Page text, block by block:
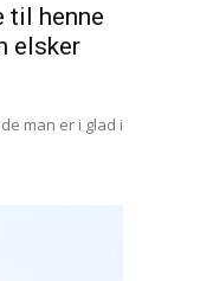
til henne
elsker
man er i glad i